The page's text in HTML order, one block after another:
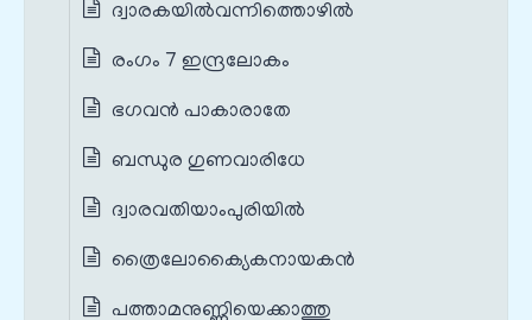
ദ്വാരകയിൽവന്നിത്തൊഴിൽ
രംഗം 7 ഇന്ദ്രലോകം
ഭഗവൻ പാകാരാതേ
ബന്ധുര ഗുണവാരിധേ
ദ്വാരവതിയാംപുരിയിൽ
ത്രൈലോക്യൈകനായകൻ
പത്താമനുണ്ണിയെക്കാത്തു